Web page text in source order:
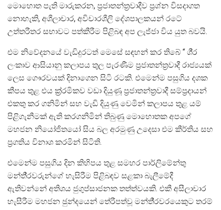
මොහොත පැති මාරුකරන, ප‍්‍රජාතන්ත‍්‍රවාදීව ප‍්‍රශ්න විසදාගත
නොහැකි, අශීලාචාර, අවිචාරශීලි දේශපාලකයන් රටේ
උත්තරීතර සභාවට පත්කීරීම පිළිබඳ අප ලැජ්ජා විය යුත බවයි.
එම නිවේදනයේ වැඩිදුරටත් මෙසේ සඳහන් කර තිබේ “ ශී‍්‍ර
ලංකාව ආසියානු කලාපය තුල පැරණීම ප‍්‍රජාතන්ත‍්‍රවාදී රාජ්‍යයක්
ලෙස ගෞරවයක් දිනාගෙන සිටි රටකි. එමෙන්ම පසුගිය දශක
කීපය තුළ එය ක‍්‍ර‍්‍රමිකව වඩා දියුණූ ප‍්‍රජාතන්ත‍්‍රවාදී සම්ප‍්‍රදායන්
එකතු කර ගනිමින් සහ වැඩි දියුණු වෙමින් කලාපය තුළ යම්
පිළිගැනීමක් ඇති කරගනිමින් තිබුණු මොහොතක අපගේ
මහජන නියෝජිතයෝ සිය බල අරමුණු උදෙසා එම කීර්තිය සහ
ප‍්‍රගතිය විනාශ කරමින් සිටිති.
එමෙන්ම පසුගිය දින කිහිපය තුළ සමහර පාර්ලිමේන්තු
මන්තී‍්‍රවරුන්ගේ හැසිරීම පිළිබඳව සළකා බැලීමේදී
ඇතිවන්නේ අතිශය ජුගුප්සාජනක තත්ත්වයකි. එකී අසීලාචාර
හැසීරීම මහජන ඡුන්දයෙන් තේරීපත්වූ මන්තී‍්‍රවරයෙකුට තරම්